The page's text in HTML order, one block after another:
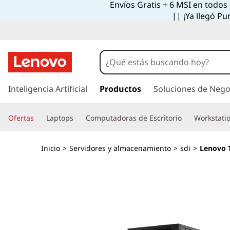
Envíos Gratis + 6 MSI en
|| ¡Ya llegó
r
c
Inteligencia Artificial Productos Soluciones de
Ofertas Laptops Computadoras de Escritorio
Inicio > Servidores y almacenamiento > sdi > Lenovo